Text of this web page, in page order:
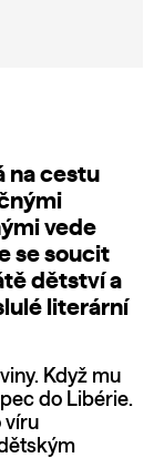
na cestu
vede
se soucit
dětství a
literární
Když mu
do Libérie.
víru